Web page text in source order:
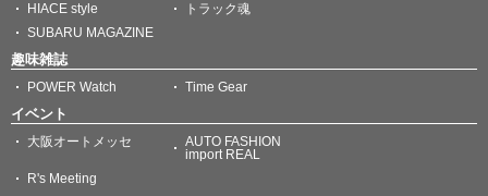
HIACE style
トラック魂
SUBARU MAGAZINE
趣味雑誌
POWER Watch Time Gear
イベント
大阪オートメッセ
AUTO FASHION
import REAL
R's Meeting